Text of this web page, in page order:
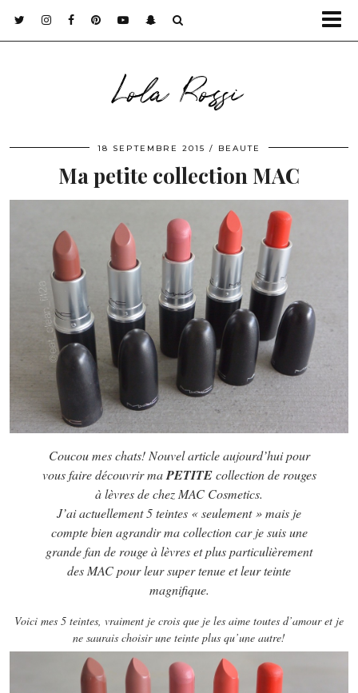
Lola Rossi
18 SEPTEMBRE 2015 BEAUTE
Ma petite collection MAC
Coucou mes chats! Nouvel article aujourd’hui pour
vous faire découvrir maPETITEcollection de rouges
à lèvres de chez MAC Cosmetics.
J’ai actuellement 5 teintes « seulement » mais je
compte bien agrandir ma collection car je suis une
grande fan de rouge à lèvres et plus particulièrement
des MAC pour leur super tenue et leur teinte
magnifique.
Voici mes 5 teintes, vraiment je crois que je les aime toutes d’amour et je
ne saurais choisir une teinte plus qu’une autre!